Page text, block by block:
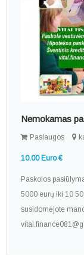
Nemokamas
Paslaugos
10.00 Euro €
Paskolos
5000 eurų iki 10
susidomėjote